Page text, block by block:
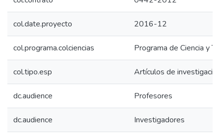
col.date.proyecto 2016-12
col.programa.colciencias Programa de Ciencia y
col.tipo.esp Artículos de
dc.audience Profesores
dc.audience Investigadores